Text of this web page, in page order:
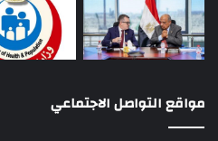
مواقع التواصل الاجتماعي